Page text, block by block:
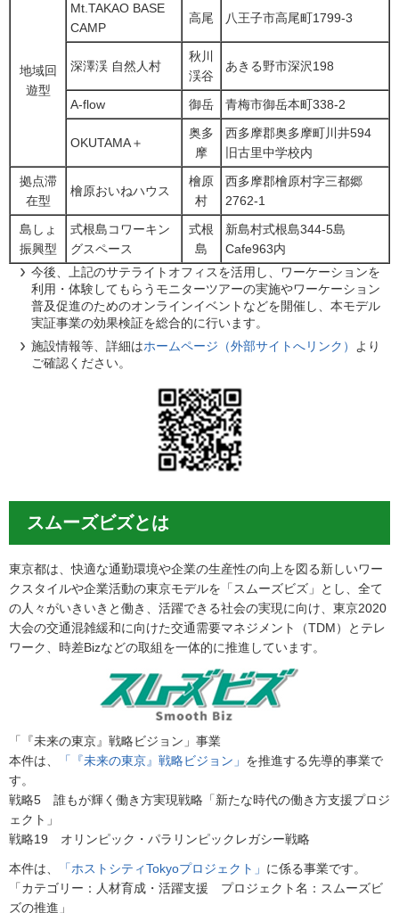
地域回
遊型
Mt.TAKAO BASE
CAMP
高尾 八王子市高尾町1799-3
深澤渓 自然人村
秋川
渓谷
あきる野市深沢198
A-flow 御岳 青梅市御岳本町338-2
OKUTAMA＋
奥多
摩
西多摩郡奥多摩町川井594
旧古里中学校内
拠点滞
在型
檜原おいねハウス
檜原
村
西多摩郡檜原村字三都郷
2762-1
島しょ
振興型
式根島コワーキン
グスペース
式根
島
新島村式根島344‐5島
Cafe963内
今後、上記のサテライトオフィスを活用し、ワーケーションを
利用・体験してもらうモニターツアーの実施やワーケーション
普及促進のためのオンラインイベントなどを開催し、本モデル
実証事業の効果検証を総合的に行います。
施設情報等、詳細はホームページ（外部サイトへリンク） より
ご確認ください。
スムーズビズとは
東京都は、快適な通勤環境や企業の生産性の向上を図る新しいワー
クスタイルや企業活動の東京モデルを「スムーズビズ」とし、全て
の人々がいきいきと働き、活躍できる社会の実現に向け、東京2020
大会の交通混雑緩和に向けた交通需要マネジメント（TDM）とテレ
ワーク、時差Bizなどの取組を一体的に推進しています。
「『未来の東京』戦略ビジョン」事業
本件は、
「『未来の東京』戦略ビジョン」 を推進する先導的事業で
す。
戦略5 誰もが輝く働き方実現戦略「新たな時代の働き方支援プロジ
ェクト」
戦略19 オリンピック・パラリンピックレガシー戦略
本件は、 「ホストシティTokyoプロジェクト」 に係る事業です。
「カテゴリー：人材育成・活躍支援 プロジェクト名：スムーズビ
ズの推進」